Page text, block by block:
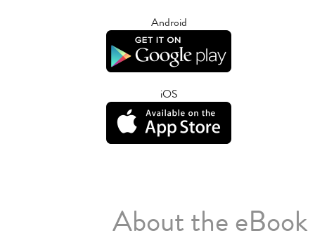
Android
iOS
About the eBook